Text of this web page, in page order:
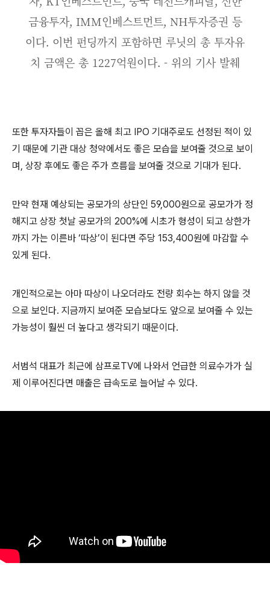
금융투자, IMM인베스트먼트, NH투자증권 등
이다. 이번 펀딩까지 포함하면 루닛의 총 투자유
치 금액은 총 1227억원이다. - 위의 기사 발췌
또한 투자자들이 꼽은 올해 최고 IPO 기대주로도 선정된 적이 있
기 때문에 기관 대상 청약에서도 좋은 모습을 보여줄 것으로 보이
며, 상장 후에도 좋은 주가 흐름을 보여줄 것으로 기대가 된다.
만약 현재 예상되는 공모가의 상단인 59,000원으로 공모가가 정
해지고 상장 첫날 공모가의 200%에 시초가 형성이 되고 상한가
까지 가는 이른바 ‘따상’이 된다면 주당 153,400원에 마감할 수
있게 된다.
개인적으로는 아마 따상이 나오더라도 전량 회수는 하지 않을 것
으로 보인다. 지금까지 보여준 모습보다도 앞으로 보여줄 수 있는
가능성이 훨씬 더 높다고 생각되기 때문이다.
서범석 대표가 최근에 삼프로TV에 나와서 언급한 의료수가가 실
제 이루어진다면 매출은 급속도로 늘어날 수 있다.